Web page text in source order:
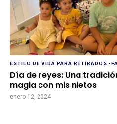
ESTILO DE VIDA PARA RETIRADOS -
Día de reyes: Una
magia con mis nietos
enero 12, 2024